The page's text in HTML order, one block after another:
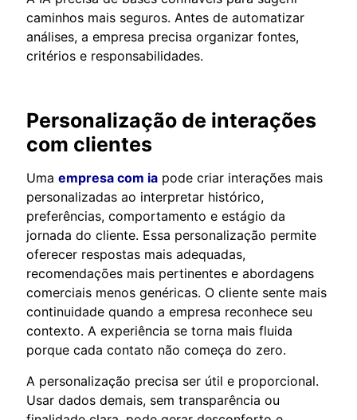
caminhos mais seguros. Antes de automatizar
análises, a empresa precisa organizar fontes,
critérios e responsabilidades.
Personalização de interações
com clientes
Uma empresa com ia pode criar interações mais
personalizadas ao interpretar histórico,
preferências, comportamento e estágio da
jornada do cliente. Essa personalização permite
oferecer respostas mais adequadas,
recomendações mais pertinentes e abordagens
comerciais menos genéricas. O cliente sente mais
continuidade quando a empresa reconhece seu
contexto. A experiência se torna mais fluida
porque cada contato não começa do zero.
A personalização precisa ser útil e proporcional.
Usar dados demais, sem transparência ou